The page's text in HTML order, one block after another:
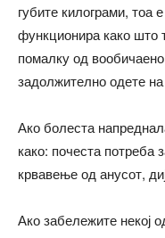
губите килограми, тоа
функционира како што
помалку од
задолжително одете
Ако болеста
како: почеста потреба
крвавење од анусот,
Ако забележите некој